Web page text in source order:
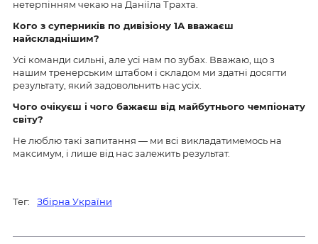
нетерпінням чекаю на Даніїла Трахта.
Кого з суперників по дивізіону 1А вважаєш
найскладнішим?
Усі команди сильні, але усі нам по зубах. Вважаю, що з
нашим тренерським штабом і складом ми здатні досягти
результату, який задовольнить нас усіх.
Чого очікуєш і чого бажаєш від майбутнього чемпіонату
світу?
Не люблю такі запитання — ми всі викладатимемось на
максимум, і лише від нас залежить результат.
Тег: Збірна України